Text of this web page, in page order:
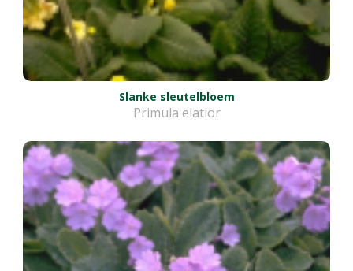
Slanke sleutelbloem
Primula elatior